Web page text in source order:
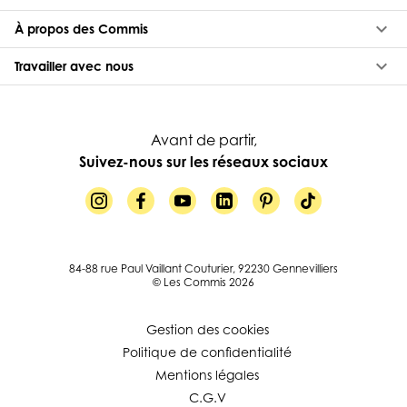
À propos des Commis keyboard_arrow_down
Travailler avec nous keyboard_arrow_down
Avant de partir,
Suivez-nous sur les réseaux sociaux
84-88 rue Paul Vaillant Couturier, 92230 Gennevilliers
© Les Commis 2026
Gestion des cookies
Politique de confidentialité
Mentions légales
C.G.V